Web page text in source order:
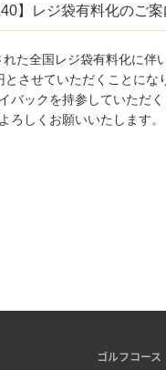
】レジ袋有料化のご
た全国レジ袋有料化に伴
させていただくことにな
バックを持参していただ
ろしくお願いいたします。
ゴルフコース